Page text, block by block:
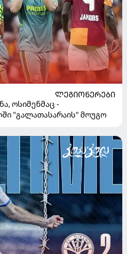
ᲚᲔᲒᲘᲝᲜᲔᲠᲔᲑᲘ
ოსიმენმაც -
"გალათასარაის" მოუგო